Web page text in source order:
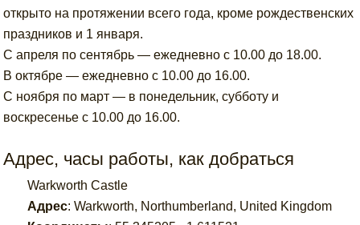
открыто на протяжении всего года, кроме рождественских
праздников и 1 января.
С апреля по сентябрь — ежедневно с 10.00 до 18.00.
В октябре — ежедневно с 10.00 до 16.00.
С ноября по март — в понедельник, субботу и
воскресенье с 10.00 до 16.00.
Адрес, часы работы, как добраться
Warkworth Castle
Адрес:Warkworth, Northumberland, United Kingdom